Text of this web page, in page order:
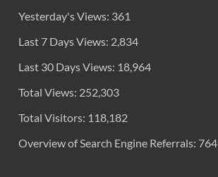
Yesterday's Views: 361
Last 7 Days Views: 2,834
Last 30 Days Views: 18,964
Total Views: 252,303
Total Visitors: 118,182
Overview of Search Engine Referrals: 764